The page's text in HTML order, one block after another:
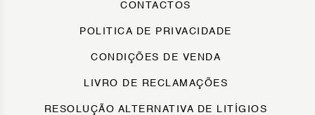
CONTACTOS
POLITICA DE PRIVACIDADE
CONDIÇÕES DE VENDA
LIVRO DE RECLAMAÇÕES
RESOLUÇÃO ALTERNATIVA DE LITÍGIOS